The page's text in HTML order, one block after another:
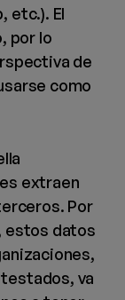
etc.). El
por lo
de
como
extraen
Por
estos datos
va